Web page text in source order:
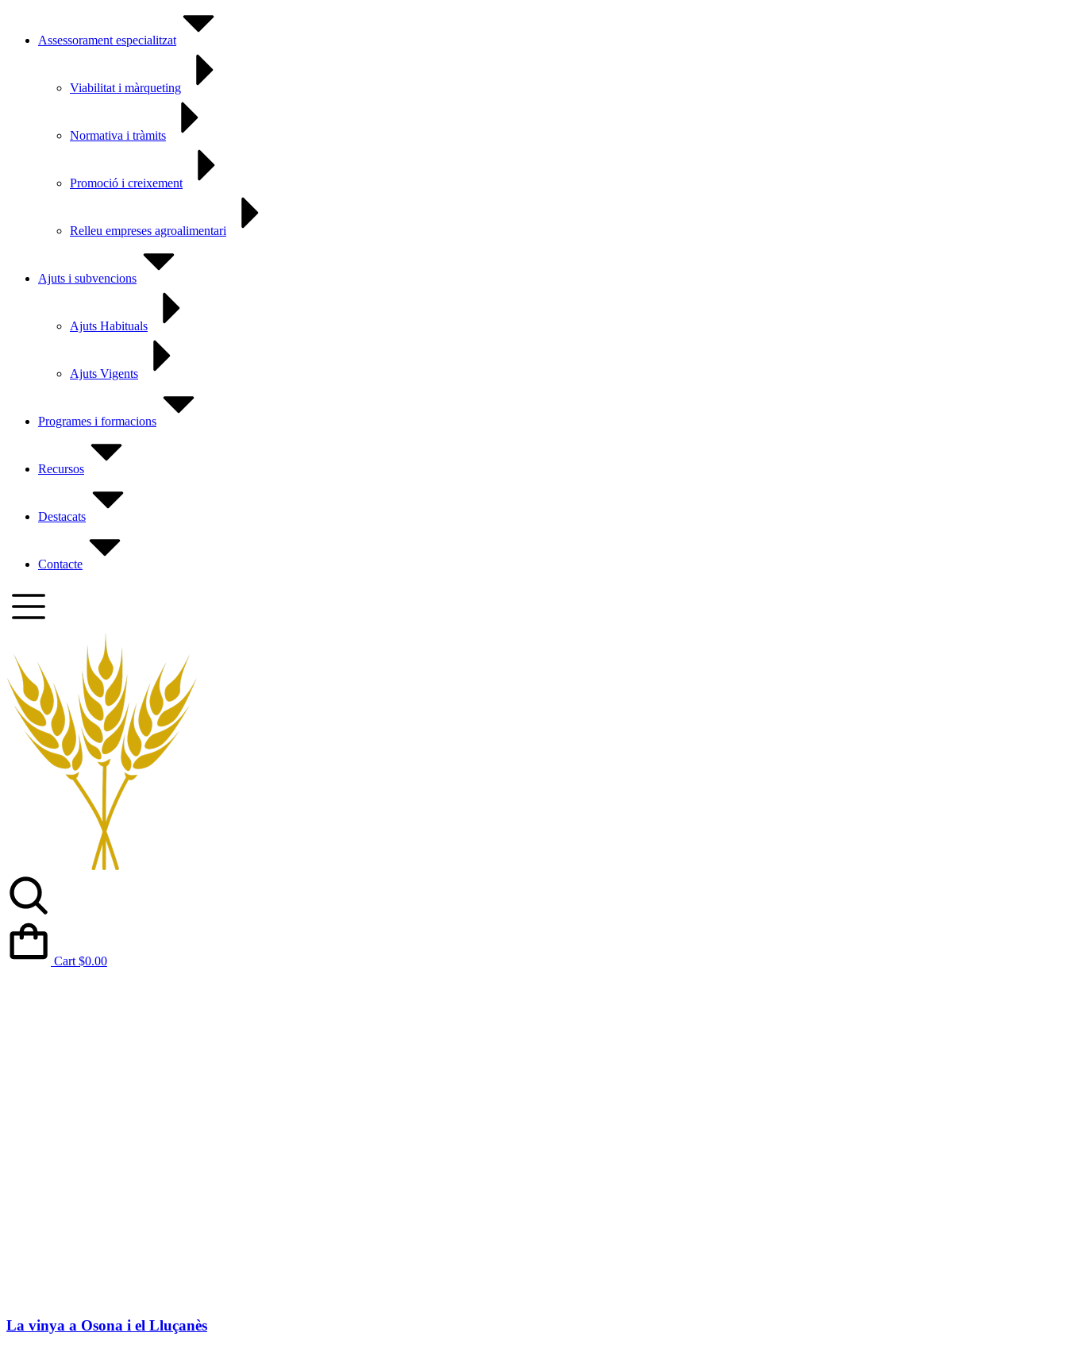
Assessorament especialitzat
Viabilitat i màrqueting
Normativa i tràmits
Promoció i creixement
Relleu empreses agroalimentari
Ajuts i subvencions
Ajuts Habituals
Ajuts Vigents
Programes i formacions
Recursos
Destacats
Contacte
Cart $0.00
La vinya a Osona i el Lluçanès